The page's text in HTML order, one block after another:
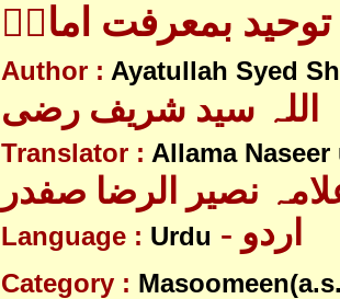
بمعرفت امامؑ
Author : Ayatullah Syed
اللہ سید شریف رضی
Translator : Allama Naseer
نصیر الرضا صفدر
Language : Urdu - اردو
Category :